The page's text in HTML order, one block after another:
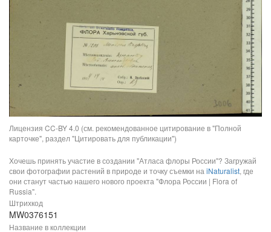
Лицензия CC-BY 4.0 (см. рекомендованное цитирование в "Полной
карточке", раздел "Цитировать для публикации")
Хочешь принять участие в создании "Атласа флоры России"? Загружай
свои фотографии растений в природе и точку съемки на iNaturalist, где
они станут частью нашего нового проекта "Флора России | Flora of
Russia".
Штрихкод
MW0376151
Название в коллекции